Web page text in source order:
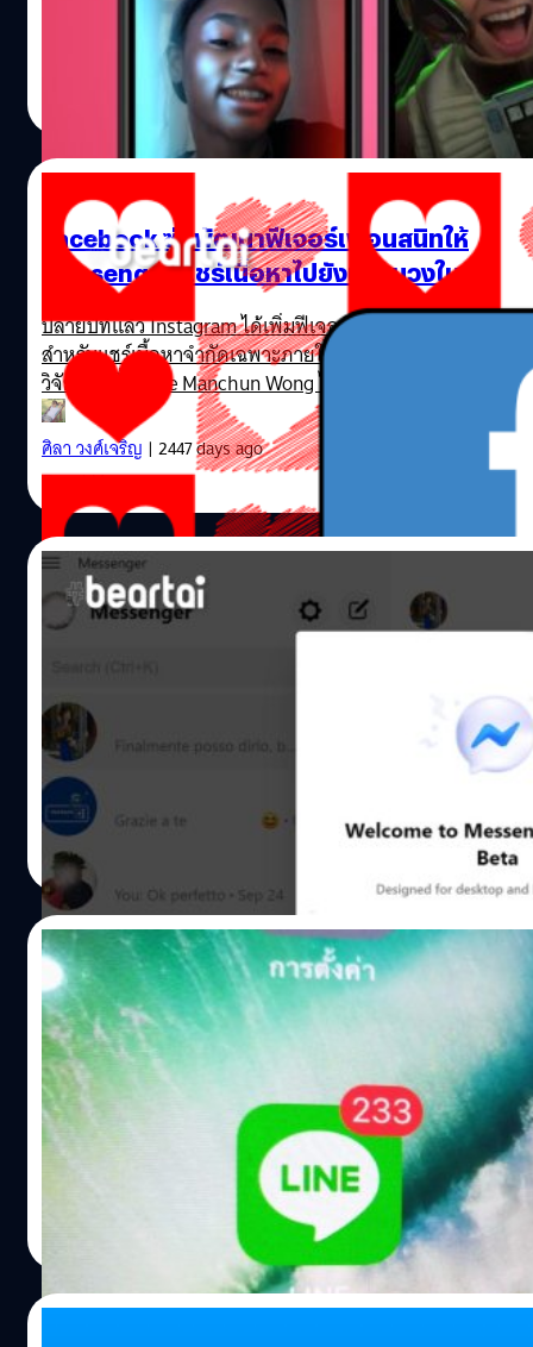
Messenger ทั้งบน iOS และ Android นั้นจะมีการแสดงผลแบ
มืด แต่เอาเข้าจริงมันไม่ได้เหมือนกับ Dark mode ปกติ คือไม่
เรื่องการประหยัดแบตเตอรีเลยครับ แต่ผู้ใช้งานสามารถส่งอี
เกอร์ในวิดีโอคอลหรือส่งรูปภาพที่ผ่านการแต่งจากธีม Star
ครับ ผู้ใช้งานสามารถเปิดโหมดดังกล่าวได้โดยการเข้าไปที่
Messenger > รายชื่อเพื่อที่คุยด้วย > กดที่ชื่อ > Theme แล้วเ
เป็นธีม Star Wars ครับ จากนั้นหน้าแสดงผลของ Messenger
เปลี่ยนเป็นธีม Star Wars เรียบร้อยครับ สำหรับใครที่ยังไม่เจอ
เข้าไปอัปเดตแอป…
วัชรกุล พัฒนาประทีป | 2426 days ago
Facebook ซุ่มพัฒนาฟีเจอร์เพื่อนสนิทให้
Messenger แชร์เนื้อหาไปยังเพื่อนวงใน
ปลายปีที่แล้ว Instagram ได้เพิ่มฟีเจอร์ "Close Friends" (เพื่
สำหรับแชร์เนื้อหาจำกัดเฉพาะภายในกลุ่มเพื่อนสนิทเท่านั้น ล่
วิจัยแอปชื่อ Jane Manchun Wong ได้ค้นพบว่าขณะนี้
ก็กำลังพัฒนาฟีเจอร์สำหรับ Messenger เพื่อใช้แชร์เนื้อหาไป
เพื่อนหรือคนสนิทที่อยู่ภายใต้การพัฒนาชื่อ "Favorites" (ราย
โปรด)
https://twitter.com/wongmjane/status/
ฟีเจอร์ Favorites ใน Facebook จะให้คุณเลือกเอาเฉพาะเพื่
อยู่รวมกันเป็นกลุ่มเพื่อนวงใน ดังนั้นเมื่อมีเรื่องราวหรือภาพที่อ
แบบคนกันเองก็สามารถใช้ Messenger แชร์ไปยังรายการของ
เพื่อนสนิทนี้ได้ แต่เนื้อหาเหล่านั้นจะยังคงถูกโพสต์บน Story
ทั้งหมดได้เห็นด้วย สรุปง่าย ๆ ว่าคุยเล่าเจาะจงในกลุ่มเพื่อนส
Instagram ที่จำกัดเฉพาะเพื่อนสนิทเท่านั้นคนอื่นไม่เกี่ยว ฟีเจ
Favorites นี้ยังอยู่ในช่วงการทดสอบภายใน ซึ่งดูเหมือนว่า
ต้องการจะกระตุ้นให้ผู้ใช้แบ่งปันเรื่องราวมากยิ่งขึ้น แต่จะเป็น
สื่อสารที่เน้นความเป็นส่วนตัวในวงเล็ก ๆ ซึ่งดูเหมือนว่าเรากำ
ดึงให้ออกห่างจากเพื่อนและผู้คนที่รู้จักในสังคม จึงทำให้เราเ
เหมือนคนที่ไม่สร้างมิตรและเคยเป็นปัญหาหนึ่งของ
ขึ้นในปี 2557 ซึ่งเชื่อว่า Facebook น่าจะมีการเปลี่ยนแปลงอะ
ก่อนจะปล่อยออกมาให้ใช้จริง…
ศิลา วงศ์เจริญ | 2447 days ago
17/11/2019
ยังจำได้มั้ย? Facebook กำลังทดสอบ
ยังจำกันได้มั้ย? ในงาน F8 งานประชุมใหญ่ของ Facebook เมื่
เดือนเมษายนที่ผ่านมา ได้มีการประกาศเตรียมปล่อยแอป
โฉมใหม่สำหรับเดสก์ท็อปในปีนี้ ซึ่งเราก็ยังไม่เห็นวี่แววของตัว
หลุดออกมาเลย
ศุภกานต์ เหล่ารัตนกุล | 2455 days ago
Read More
18/05/2019
[#beartai ทิป] รวมวิธียกเลิกข้อความที่ส่งผิด
Facebook และ LINE ทั้งบนมือถือและ PC
เชื่อว่าหลายคนต้องมีประสบการณ์ พลาด ส่งผิดกันแน่นอน วั
#beartai ทิปของเราจะมารวบรวมวิธียกเลิกข้อความ/รูปภาพ
ส่งผิด โดยจะหายทั้งฝั่งเราและผู้ร่วมสนทนา (หลายคนอาจยัง
ทราบว่าทำได้) ผ่านทาง Facebook Messenger และ Line ทั้ง
ถือและคอมพิวเตอร์ Facebook Messenger บนมือถือและ
ค้างที่ข้อความ/รูปภาพ หรือสิ่งใดก็ตามที่จะลบ แล้วกดคำว่า
"Remove" หรือ "ลบ" (ปุ่มรูปถังขยะ) จะมีหน้าต่างขึ้นมาถามว่
ออกจากคุณ" (ภาษาอังกฤษคือ "Remove for You") ซึ่งอยู่ด้า
หรือ "ลบออกจากทุกคน" (ภาษาอังกฤษคือ "Remove for
| 2638 days ago